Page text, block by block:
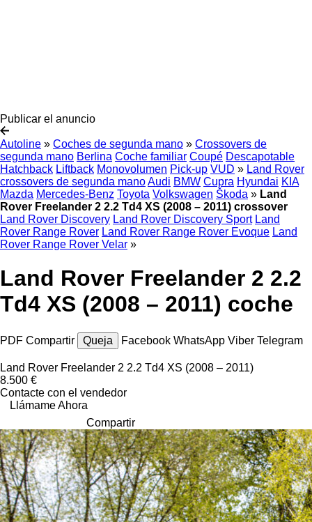
Publicar el anuncio
Autoline » Coches de segunda mano » Crossovers de
segunda mano Berlina Coche familiar Coupé Descapotable
Hatchback Liftback Monovolumen Pick-up VUD » Land Rover
crossovers de segunda manoAudi BMW Cupra Hyundai KIA
Mazda Mercedes-Benz Toyota Volkswagen Škoda » Land
Rover Freelander 2 2.2 Td4 XS (2008 – 2011) crossover
Land Rover Discovery Land Rover Discovery Sport Land
Rover Range Rover Land Rover Range Rover Evoque Land
Rover Range Rover Velar »
Land Rover Freelander 2 2.2
Td4 XS (2008 – 2011) coche
PDF Compartir Queja Facebook WhatsApp Viber Telegram
Land Rover Freelander 2 2.2 Td4 XS (2008 – 2011)
8.500 €
Contacte con el vendedor
Llámame Ahora
Compartir